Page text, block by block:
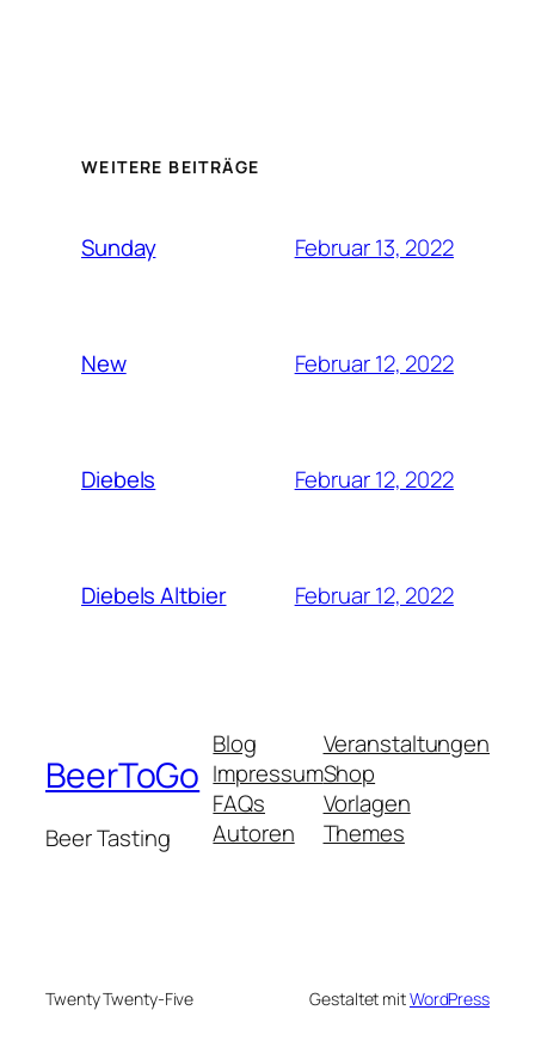
WEITERE BEITRÄGE
Sunday Februar 13, 2022
New Februar 12, 2022
Diebels Februar 12, 2022
Diebels Altbier Februar 12, 2022
BeerToGo
Beer Tasting
Blog
Impressum
FAQs
Autoren
Veranstaltungen
Shop
Vorlagen
Themes
Twenty Twenty-Five Gestaltet mitWordPress